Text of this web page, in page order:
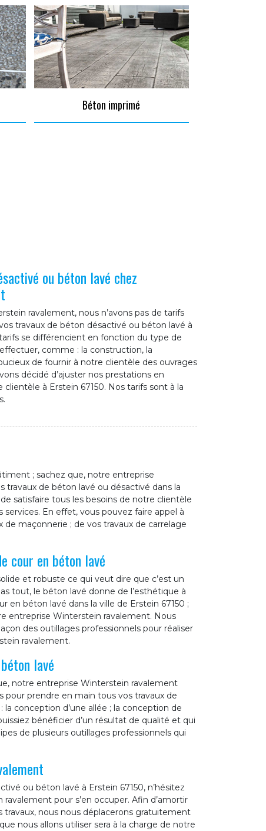
Béton imprimé
ou béton lavé chez
ravalement, nous n’avons pas de tarifs
travaux de béton désactivé ou béton lavé à
se différencient en fonction du type de
comme : la construction, la
de fournir à notre clientèle des ouvrages
décidé d’ajuster nos prestations en
à Erstein 67150. Nos tarifs sont à la
; sachez que, notre entreprise
travaux de béton lavé ou désactivé dans la
satisfaire tous les besoins de notre clientèle
services. En effet, vous pouvez faire appel à
maçonnerie ; de vos travaux de carrelage
cour en béton lavé
et robuste ce qui veut dire que c’est un
tout, le béton lavé donne de l’esthétique à
en béton lavé dans la ville de Erstein 67150 ;
entreprise Winterstein ravalement. Nous
des outillages professionnels pour réaliser
ravalement.
lavé
notre entreprise Winterstein ravalement
pour prendre en main tous vos travaux de
conception d’une allée ; la conception de
bénéficier d’un résultat de qualité et qui
de plusieurs outillages professionnels qui
ou béton lavé à Erstein 67150, n’hésitez
pour s’en occuper. Afin d’amortir
travaux, nous nous déplacerons gratuitement
nous allons utiliser sera à la charge de notre